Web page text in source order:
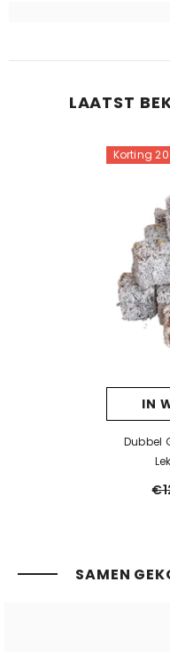
LAATST
Korting 20
IN
Dubbel
SAMEN